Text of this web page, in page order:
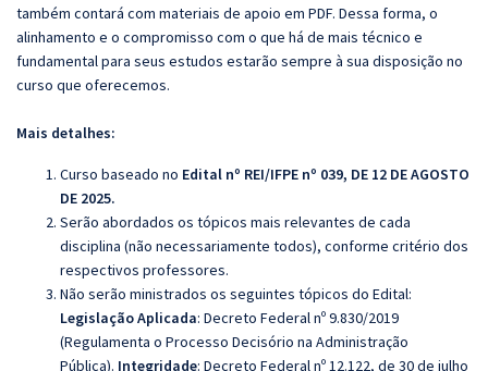
também contará com materiais de apoio em PDF. Dessa forma, o
alinhamento e o compromisso com o que há de mais técnico e
fundamental para seus estudos estarão sempre à sua disposição no
curso que oferecemos.
Mais detalhes:
Curso baseado no Edital nº REI/IFPE nº 039, DE 12 DE AGOSTO
DE 2025.
Serão abordados os tópicos mais relevantes de cada
disciplina (não necessariamente todos), conforme critério dos
respectivos professores.
Não serão ministrados os seguintes tópicos do Edital:
Legislação Aplicada: Decreto Federal nº 9.830/2019
(Regulamenta o Processo Decisório na Administração
Pública). Integridade: Decreto Federal nº 12.122, de 30 de julho